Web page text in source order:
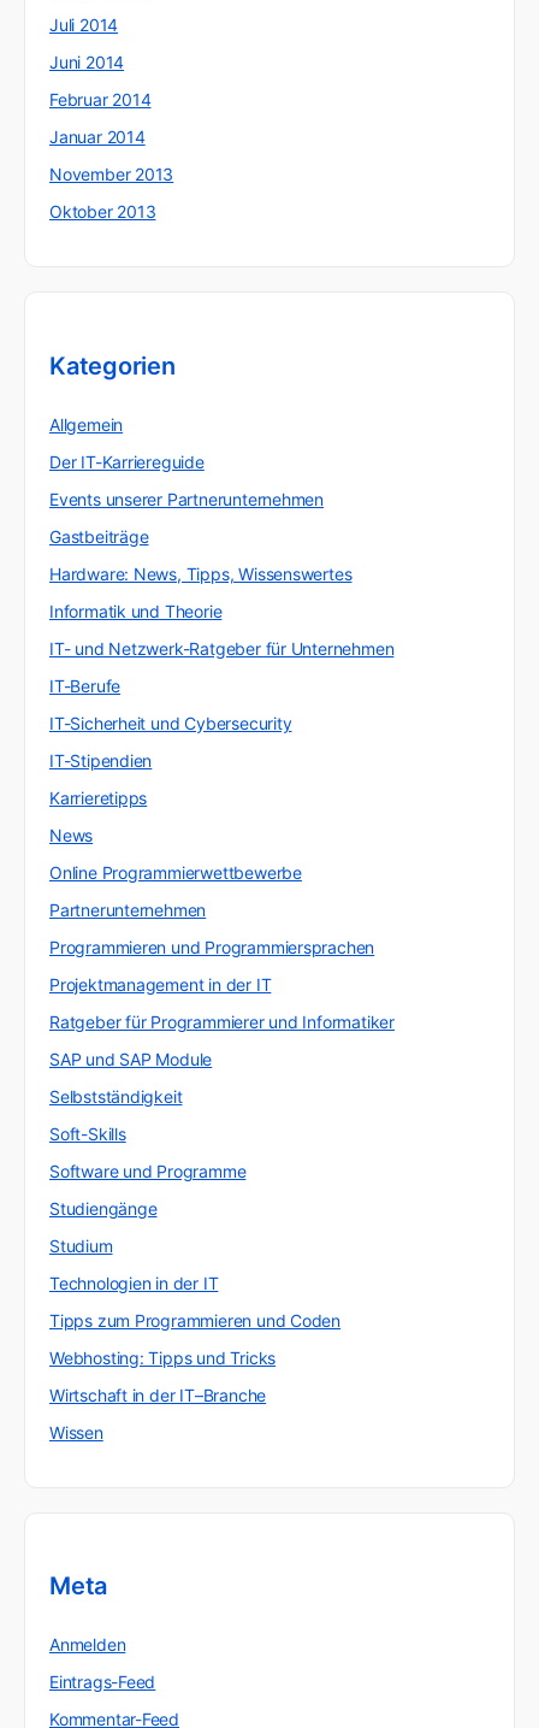
Juli 2014
Juni 2014
Februar 2014
Januar 2014
November 2013
Oktober 2013
Kategorien
Allgemein
Der IT-Karriereguide
Events unserer Partnerunternehmen
Gastbeiträge
Hardware: News, Tipps, Wissenswertes
Informatik und Theorie
IT- und Netzwerk-Ratgeber für Unternehmen
IT-Berufe
IT-Sicherheit und Cybersecurity
IT-Stipendien
Karrieretipps
News
Online Programmierwettbewerbe
Partnerunternehmen
Programmieren und Programmiersprachen
Projektmanagement in der IT
Ratgeber für Programmierer und Informatiker
SAP und SAP Module
Selbstständigkeit
Soft-Skills
Software und Programme
Studiengänge
Studium
Technologien in der IT
Tipps zum Programmieren und Coden
Webhosting: Tipps und Tricks
Wirtschaft in der IT–Branche
Wissen
Meta
Anmelden
Eintrags-Feed
Kommentar-Feed